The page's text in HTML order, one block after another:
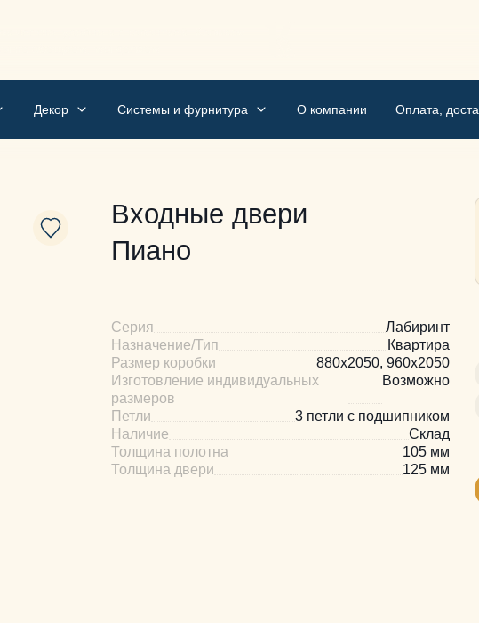
Декор Системы и фурнитура О компании Оплата,
Входные двери
Пиано
Серия
Лабиринт
Назначение/Тип
Квартира
Размер коробки
880х2050, 960х2050
Изготовление индивидуальных
размеров
Возможно
Петли
3 петли с подшипником
Наличие
Склад
Толщина полотна
105 мм
Толщина двери
125 мм